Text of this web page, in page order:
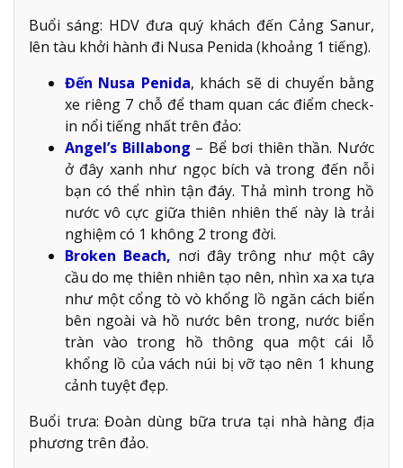
Buổi sáng: HDV đưa quý khách đến Cảng Sanur,
lên tàu khởi hành đi Nusa Penida (khoảng 1 tiếng).
Đến Nusa Penida, khách sẽ di chuyển bằng
xe riêng 7 chỗ để tham quan các điểm check-
in nổi tiếng nhất trên đảo:
Angel’s Billabong – Bể bơi thiên thần. Nước
ở đây xanh như ngọc bích và trong đến nỗi
bạn có thể nhìn tận đáy. Thả mình trong hồ
nước vô cực giữa thiên nhiên thế này là trải
nghiệm có 1 không 2 trong đời.
Broken Beach, nơi đây trông như một cây
cầu do mẹ thiên nhiên tạo nên, nhìn xa xa tựa
như một cổng tò vò khổng lồ ngăn cách biển
bên ngoài và hồ nước bên trong, nước biển
tràn vào trong hồ thông qua một cái lỗ
khổng lồ của vách núi bị vỡ tạo nên 1 khung
cảnh tuyệt đẹp.
Buổi trưa: Đoàn dùng bữa trưa tại nhà hàng địa
phương trên đảo.